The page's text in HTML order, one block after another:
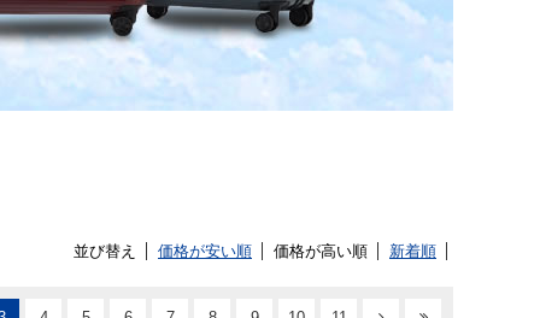
並び替え 価格が安い順 価格が高い順 新着順